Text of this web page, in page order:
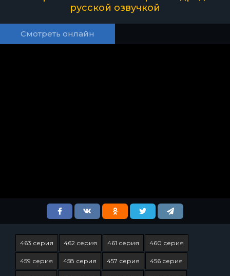
русской озвучкой
Смотреть онлайн
463 серия 462 серия 461 серия 460 серия
459 серия 458 серия 457 серия 456 серия